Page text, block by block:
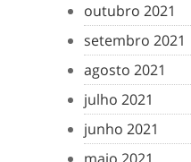
outubro 2021
setembro 2021
agosto 2021
julho 2021
junho 2021